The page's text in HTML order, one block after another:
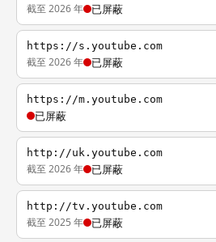
截至 2026 年 已屏蔽
https://s.youtube.com
截至 2026 年 已屏蔽
https://m.youtube.com
已屏蔽
http://uk.youtube.com
截至 2026 年 已屏蔽
http://tv.youtube.com
截至 2025 年 已屏蔽